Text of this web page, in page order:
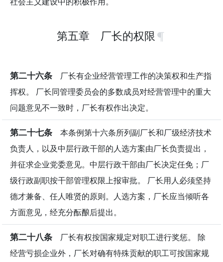
第五章 厂长的权限
第二十六条 厂长有企业经营管理工作的决策权和生产指
挥权。 厂长同管理委员会的多数成员对经营管理中的重大
问题意见不一致时，厂长有权作出决定。
第二十七条 本条例第十六条所列副厂长和厂级经济技术
负责人，以及中层行政干部的人选方案由厂长负责提出，
并征求企业党委意见。中层行政干部由厂长决定任免；厂
级行政副职按干部管理权限上报审批。 厂长用人必须坚持
德才兼备、任人唯贤的原则。人选方案，厂长应当倾听各
方面意见，经充分酝酿后提出。
第二十八条 厂长有权按国家规定对职工进行奖惩。 除
经营亏损企业外，厂长对确有特殊贡献的职工可按国家规